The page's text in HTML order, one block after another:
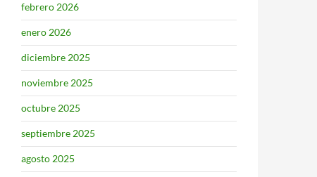
febrero 2026
enero 2026
diciembre 2025
noviembre 2025
octubre 2025
septiembre 2025
agosto 2025